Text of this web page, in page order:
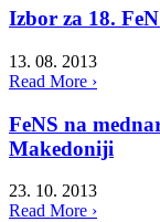
Izbor za 18.
13. 08. 2013
Read More ›
FeNS na
Makedoniji
23. 10. 2013
Read More ›